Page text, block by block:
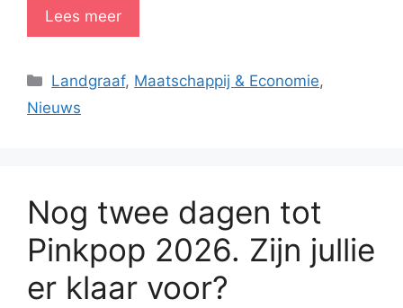
Lees meer
Categorieën
Landgraaf, Maatschappij & Economie,
Nieuws
Nog twee dagen tot
Pinkpop 2026. Zijn jullie
er klaar voor?